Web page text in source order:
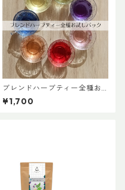
ブレンドハーブティー全種お
試しパック
¥1,700